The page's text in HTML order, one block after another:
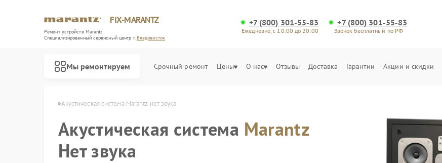
FIX-MARANTZ
Ремонт устройств Marantz
Специализированный cервисный центр г.Владивосток
+7 (800) 301-55-83
Ежедневно, с 10:00 до 20:00
+7 (800) 301-55-83
Звонок бесплатный по РФ
Мы ремонтируем Срочный ремонт Цены О нас Отзывы Доставка Гарантии Акции и скидки
Акустическая система Marantz нет звука
Акустическая система Marantz
Нет звука